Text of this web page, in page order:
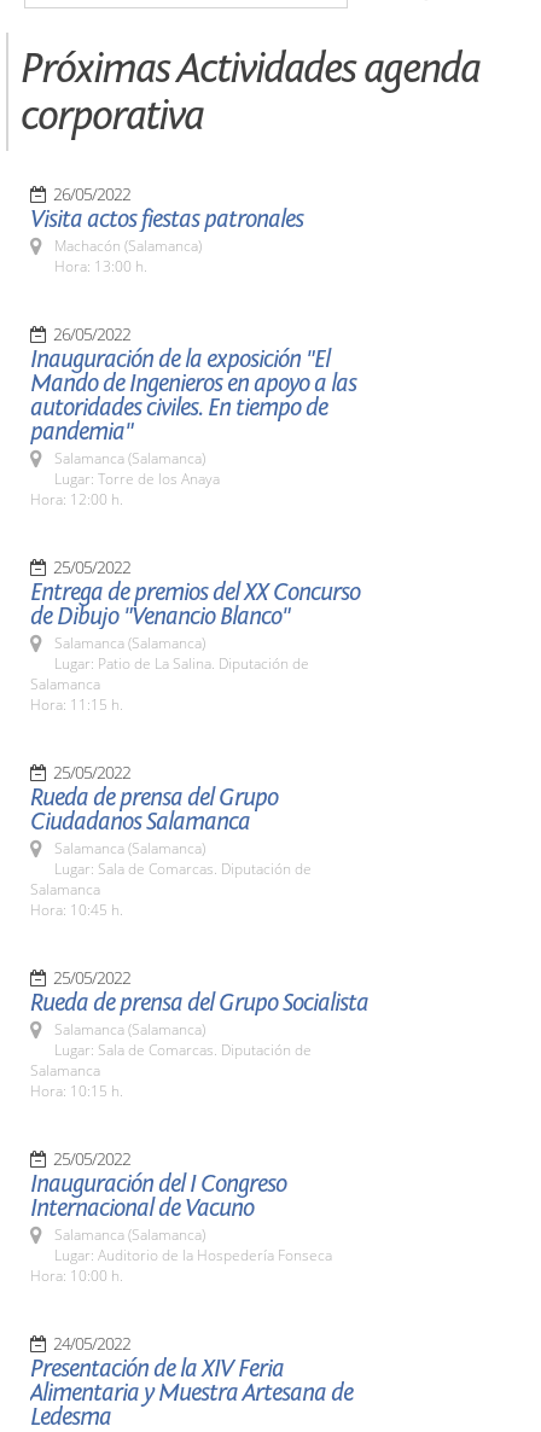
Próximas Actividades agenda
corporativa
26/05/2022
Visita actos fiestas patronales
Machacón (Salamanca)
Hora: 13:00 h.
26/05/2022
Inauguración de la exposición "El
Mando de Ingenieros en apoyo a las
autoridades civiles. En tiempo de
pandemia"
Salamanca (Salamanca)
Lugar: Torre de los Anaya
Hora: 12:00 h.
25/05/2022
Entrega de premios del XX Concurso
de Dibujo "Venancio Blanco"
Salamanca (Salamanca)
Lugar: Patio de La Salina. Diputación de
Salamanca
Hora: 11:15 h.
25/05/2022
Rueda de prensa del Grupo
Ciudadanos Salamanca
Salamanca (Salamanca)
Lugar: Sala de Comarcas. Diputación de
Salamanca
Hora: 10:45 h.
25/05/2022
Rueda de prensa del Grupo Socialista
Salamanca (Salamanca)
Lugar: Sala de Comarcas. Diputación de
Salamanca
Hora: 10:15 h.
25/05/2022
Inauguración del I Congreso
Internacional de Vacuno
Salamanca (Salamanca)
Lugar: Auditorio de la Hospedería Fonseca
Hora: 10:00 h.
24/05/2022
Presentación de la XIV Feria
Alimentaria y Muestra Artesana de
Ledesma